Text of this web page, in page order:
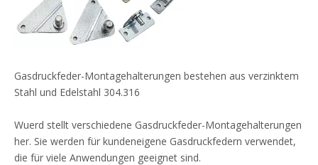
Gasdruckfeder-Montagehalterungen bestehen aus verzinktem
Stahl und Edelstahl 304.316
Wuerd stellt verschiedene Gasdruckfeder-Montagehalterungen
her. Sie werden für kundeneigene Gasdruckfedern verwendet,
die für viele Anwendungen geeignet sind.